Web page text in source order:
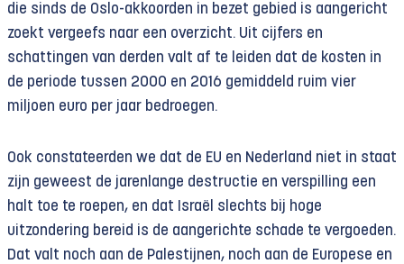
die sinds de Oslo-akkoorden in bezet gebied is aangericht
zoekt vergeefs naar een overzicht. Uit cijfers en
schattingen van derden valt af te leiden dat de kosten in
de periode tussen 2000 en 2016 gemiddeld ruim vier
miljoen euro per jaar bedroegen.
Ook constateerden we dat de EU en Nederland niet in staat
zijn geweest de jarenlange destructie en verspilling een
halt toe te roepen, en dat Israël slechts bij hoge
uitzondering bereid is de aangerichte schade te vergoeden.
Dat valt noch aan de Palestijnen, noch aan de Europese en